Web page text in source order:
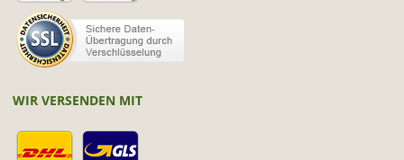
WIR VERSENDEN MIT